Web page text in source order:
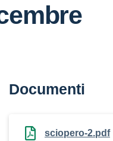
Documenti
sciopero-2.pdf